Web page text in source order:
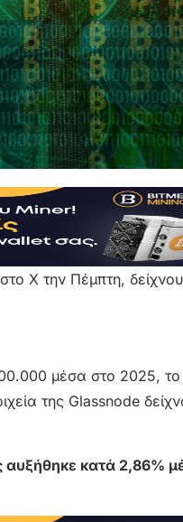
X την Πέμπτη,
μέσα στο 2025, το
της Glassnode
κατά 2,86%